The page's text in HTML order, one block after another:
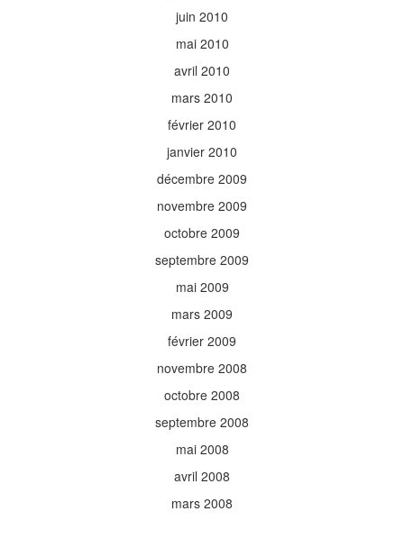
juin 2010
mai 2010
avril 2010
mars 2010
février 2010
janvier 2010
décembre 2009
novembre 2009
octobre 2009
septembre 2009
mai 2009
mars 2009
février 2009
novembre 2008
octobre 2008
septembre 2008
mai 2008
avril 2008
mars 2008